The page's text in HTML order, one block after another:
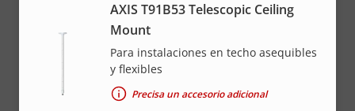
AXIS T91B53 Telescopic Ceiling
Mount
Para instalaciones en techo asequibles
y flexibles
Precisa un accesorio adicional